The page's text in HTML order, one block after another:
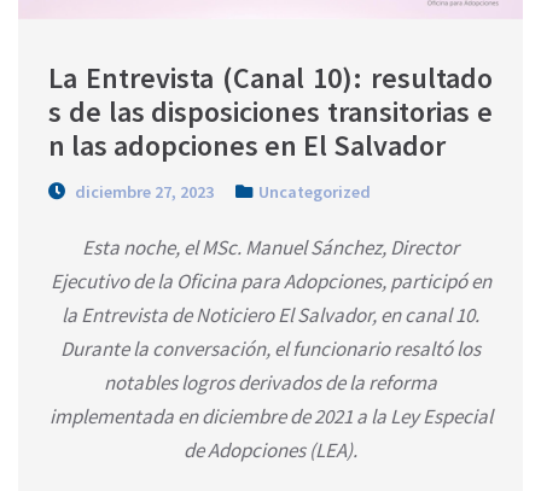
La Entrevista (Canal 10): resultado
s de las disposiciones transitorias e
n las adopciones en El Salvador
diciembre 27, 2023 Uncategorized
Esta noche, el MSc. Manuel Sánchez, Director
Ejecutivo de la Oficina para Adopciones, participó en
la Entrevista de Noticiero El Salvador, en canal 10.
Durante la conversación, el funcionario resaltó los
notables logros derivados de la reforma
implementada en diciembre de 2021 a la Ley Especial
de Adopciones (LEA).